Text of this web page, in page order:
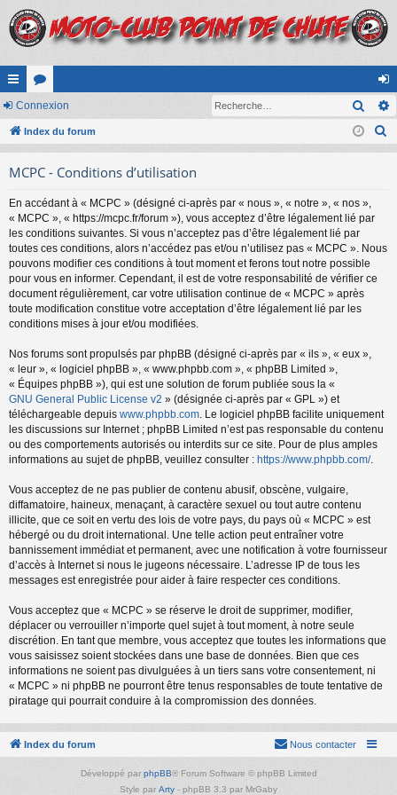
cc
ès
de
or
u
on
ne
Connexion
Index du forum
MCPC - Conditions d’utilisation
En accédant à « MCPC » (désigné ci-après par « nous », « notre », « nos »,
« MCPC », « https://mcpc.fr/forum »), vous acceptez d’être légalement lié par
les conditions suivantes. Si vous n’acceptez pas d’être légalement lié par
toutes ces conditions, alors n’accédez pas et/ou n’utilisez pas « MCPC ». Nous
pouvons modifier ces conditions à tout moment et ferons tout notre possible
pour vous en informer. Cependant, il est de votre responsabilité de vérifier ce
document régulièrement, car votre utilisation continue de « MCPC » après
toute modification constitue votre acceptation d’être légalement lié par les
conditions mises à jour et/ou modifiées.
Nos forums sont propulsés par phpBB (désigné ci-après par « ils », « eux »,
« leur », « logiciel phpBB », « www.phpbb.com », « phpBB Limited »,
« Équipes phpBB »), qui est une solution de forum publiée sous la «
GNU General Public License v2 » (désignée ci-après par « GPL ») et
téléchargeable depuis www.phpbb.com. Le logiciel phpBB facilite uniquement
les discussions sur Internet ; phpBB Limited n’est pas responsable du contenu
ou des comportements autorisés ou interdits sur ce site. Pour de plus amples
informations au sujet de phpBB, veuillez consulter : https://www.phpbb.com/.
Vous acceptez de ne pas publier de contenu abusif, obscène, vulgaire,
diffamatoire, haineux, menaçant, à caractère sexuel ou tout autre contenu
illicite, que ce soit en vertu des lois de votre pays, du pays où « MCPC » est
hébergé ou du droit international. Une telle action peut entraîner votre
bannissement immédiat et permanent, avec une notification à votre fournisseur
d’accès à Internet si nous le jugeons nécessaire. L’adresse IP de tous les
messages est enregistrée pour aider à faire respecter ces conditions.
Vous acceptez que « MCPC » se réserve le droit de supprimer, modifier,
déplacer ou verrouiller n’importe quel sujet à tout moment, à notre seule
discrétion. En tant que membre, vous acceptez que toutes les informations que
vous saisissez soient stockées dans une base de données. Bien que ces
informations ne soient pas divulguées à un tiers sans votre consentement, ni
« MCPC » ni phpBB ne pourront être tenus responsables de toute tentative de
piratage qui pourrait conduire à la compromission des données.
Index du forum Nous contacter
Développé par phpBB® Forum Software © phpBB Limited
Style par Arty - phpBB 3.3 par MrGaby